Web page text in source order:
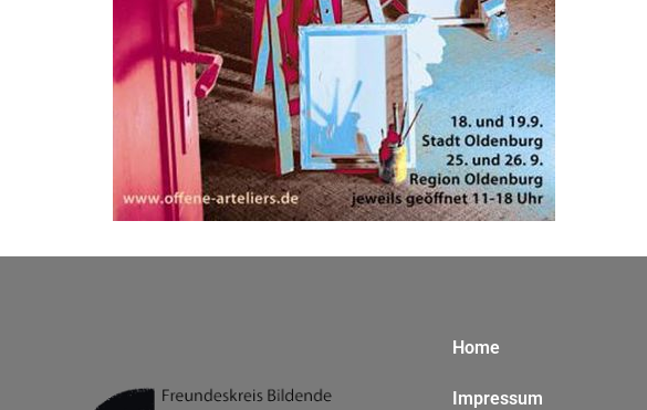
Home
Impressum